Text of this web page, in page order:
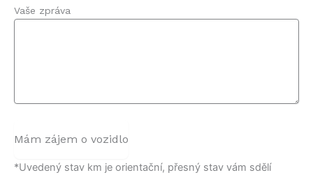
Vaše zpráva
Mám zájem o vozidlo
*Uvedený stav km je orientační, přesný stav vám sdělí